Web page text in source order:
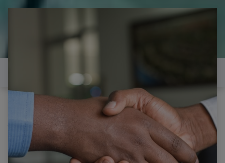
il est temps de
réparer...Electronique 66 est
heureux de vous aider
Tous les produits
TUCSON TNT 2608 HD CARTE ALIMENTATION
7PW22-4